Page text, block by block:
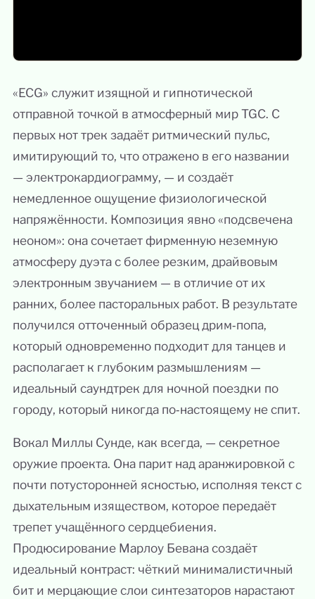
«ECG» служит изящной и гипнотической
отправной точкой в атмосферный мир TGC. С
первых нот трек задаёт ритмический пульс,
имитирующий то, что отражено в его названии
— электрокардиограмму, — и создаёт
немедленное ощущение физиологической
напряжённости. Композиция явно «подсвечена
неоном»: она сочетает фирменную неземную
атмосферу дуэта с более резким, драйвовым
электронным звучанием — в отличие от их
ранних, более пасторальных работ. В результате
получился отточенный образец дрим‑попа,
который одновременно подходит для танцев и
располагает к глубоким размышлениям —
идеальный саундтрек для ночной поездки по
городу, который никогда по‑настоящему не спит.
Вокал Миллы Сунде, как всегда, — секретное
оружие проекта. Она парит над аранжировкой с
почти потусторонней ясностью, исполняя текст с
дыхательным изяществом, которое передаёт
трепет учащённого сердцебиения.
Продюсирование Марлоу Бевана создаёт
идеальный контраст: чёткий минималистичный
бит и мерцающие слои синтезаторов нарастают